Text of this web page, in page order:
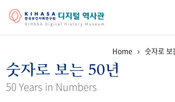
걸어온 길 기관 변천사 역대 기관장
Home 숫자로 보
숫자로 보는 50년
50 Years in Numbers